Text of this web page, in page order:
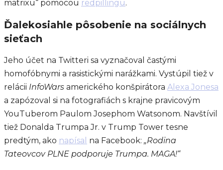
matrixu“ pomocou redpillingu.
Ďalekosiahle pôsobenie na sociálnych
sieťach
Jeho účet na Twitteri sa vyznačoval častými
homofóbnymi a rasistickými narážkami. Vystúpil tiež v
relácii InfoWars amerického konšpirátora Alexa Jonesa
a zapózoval si na fotografiách s krajne pravicovým
YouTuberom Paulom Josephom Watsonom. Navštívil
tiež Donalda Trumpa Jr. v Trump Tower tesne
predtým, ako napísal na Facebook: „Rodina
Tateovcov PLNE podporuje Trumpa. MAGA!“